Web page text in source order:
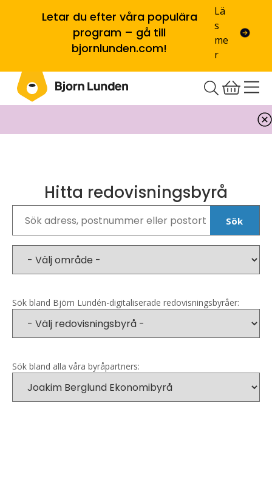
Letar du efter våra populära
program – gå till
bjornlunden.com!
Lä
s
me
r
Hitta redovisningsbyrå
Sök
Sök bland Björn Lundén-digitaliserade redovisningsbyråer:
Sök bland alla våra byråpartners: